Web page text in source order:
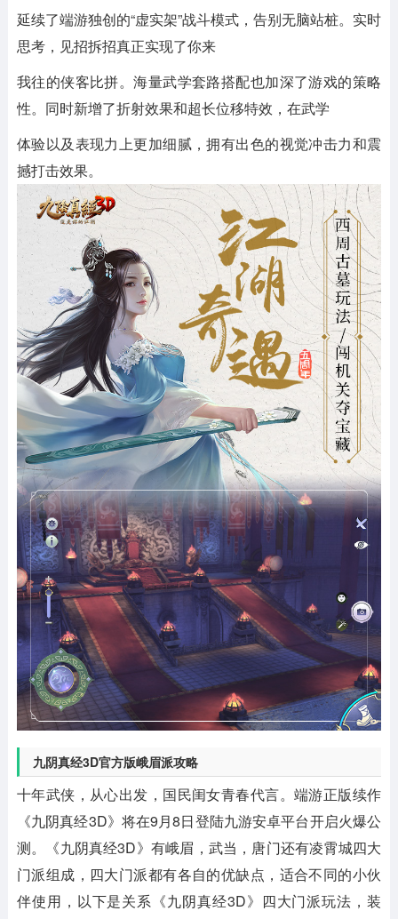
延续了端游独创的“虚实架”战斗模式，告别无脑站桩。实时
思考，见招拆招真正实现了你来
我往的侠客比拼。海量武学套路搭配也加深了游戏的策略
性。同时新增了折射效果和超长位移特效，在武学
体验以及表现力上更加细腻，拥有出色的视觉冲击力和震
撼打击效果。
九阴真经3D官方版峨眉派攻略
十年武侠，从心出发，国民闺女青春代言。端游正版续作
《九阴真经3D》将在9月8日登陆九游安卓平台开启火爆公
测。《九阴真经3D》有峨眉，武当，唐门还有凌霄城四大
门派组成，四大门派都有各自的优缺点，适合不同的小伙
伴使用，以下是关系《九阴真经3D》四大门派玩法，装